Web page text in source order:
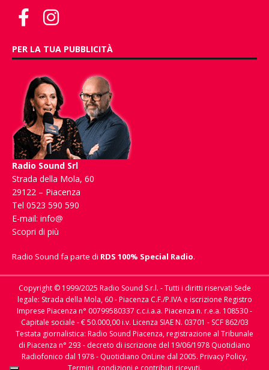
PER LA TUA PUBBLICITÀ
Radio Sound Srl
Strada della Mola, 60
29122 – Piacenza
Tel 0523 590 590
E-mail: info@
Scopri di più
Radio Sound fa parte di RDS 100% Special Radio.
Copyright © 1999/2025 Radio Sound S.r.l. - Tutti i diritti riservati Sede
legale: Strada della Mola, 60 - Piacenza C.F./P.IVA e iscrizione Registro
Imprese Piacenza n° 00799580337 c.c.i.a.a. Piacenza n. r.e.a. 108530 -
Capitale sociale - € 50.000,00 i.v. Licenza SIAE N. 03701 - SCF 862/03
Testata giornalistica: Radio Sound Piacenza, registrazione al Tribunale
di Piacenza n° 293 - decreto di iscrizione del 19/06/1978 Quotidiano
Radiofonico dal 1978 - Quotidiano OnLine dal 2005. Privacy Policy,
Termini, condizioni e contributi ricevuti.